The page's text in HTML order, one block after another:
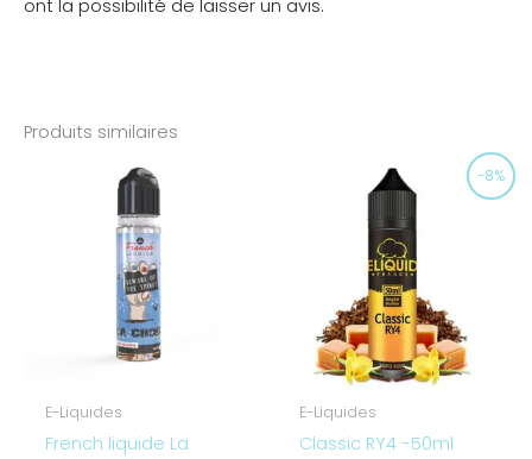
ont la possibilité de laisser un avis.
Produits similaires
E-Liquides
French liquide La
-8%
E-Liquides
Classic RY4 -50ml
prix
était :
13,00€.
prix
est :
11,90€.